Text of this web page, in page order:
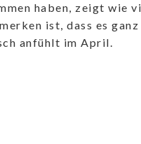
haben, zeigt wie
ist, dass es
anfühlt im April.